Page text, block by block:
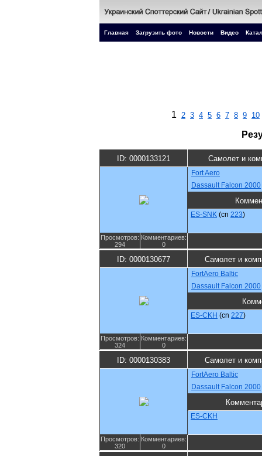
Главная Загрузить фото Новости Видео
1 2 3 4 5 6 7 8 9 10
ID: 0000133121 Самолет и
Fort Aero
Dassault Falcon 2000
ES-SNK (cn 223)
Просмотров:
294
Комментариев:
0
ID: 0000130677 Самолет и
FortAero Baltic
Dassault Falcon 2000
ES-CKH (cn 227)
Просмотров:
324
Комментариев:
0
ID: 0000130383 Самолет и
FortAero Baltic
Dassault Falcon 2000
ES-CKH
Просмотров:
320
Комментариев:
0